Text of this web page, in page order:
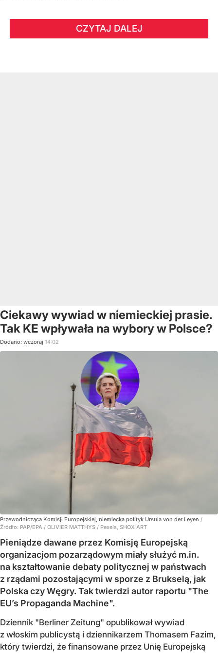
CZYTAJ DALEJ
Ciekawy wywiad w niemieckiej prasie.
Tak KE wpływała na wybory w Polsce?
Dodano: wczoraj 14:02
Przewodnicząca Komisji Europejskiej, niemiecka polityk Ursula von der Leyen /
Źródło: PAP/EPA / OLIVIER MATTHYS / Pexels, SHOX ART
Pieniądze dawane przez Komisję Europejską
organizacjom pozarządowym miały służyć m.in.
na kształtowanie debaty politycznej w państwach
z rządami pozostającymi w sporze z Brukselą, jak
Polska czy Węgry. Tak twierdzi autor raportu "The
EU’s Propaganda Machine".
Dziennik "Berliner Zeitung" opublikował wywiad
z włoskim publicystą i dziennikarzem Thomasem Fazim,
który twierdzi, że finansowane przez Unię Europejską